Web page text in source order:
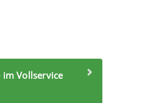
im Vollservice